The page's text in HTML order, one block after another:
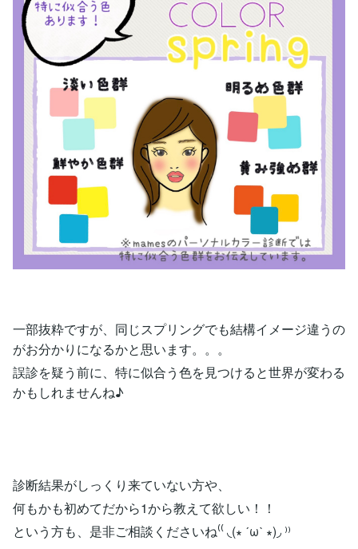
一部抜粋ですが、同じスプリングでも結構イメージ違うの
がお分かりになるかと思います。。。
誤診を疑う前に、特に似合う色を見つけると世界が変わる
かもしれませんね♪
診断結果がしっくり来ていない方や、
何もかも初めてだから1から教えて欲しい！！
という方も、是非ご相談くださいね⁽⁽ ◟(∗ ˊωˋ ∗)◞ ⁾⁾